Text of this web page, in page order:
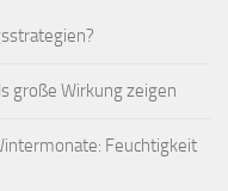
große Wirkung zeigen
Feuchtigkeit